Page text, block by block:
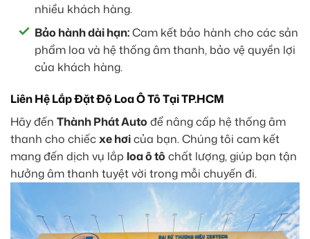
nhiều khách hàng.
Bảo hành dài hạn:Cam kết bảo hành cho các sản
phẩm loa và hệ thống âm thanh, bảo vệ quyền lợi
của khách hàng.
Liên Hệ Lắp Đặt Độ Loa Ô Tô Tại TP.HCM
Hãy đến Thành Phát Auto để nâng cấp hệ thống âm
thanh cho chiếcxe hơicủa bạn. Chúng tôi cam kết
mang đến dịch vụ lắp loa ô tô chất lượng, giúp bạn tận
hưởng âm thanh tuyệt vời trong mỗi chuyến đi.